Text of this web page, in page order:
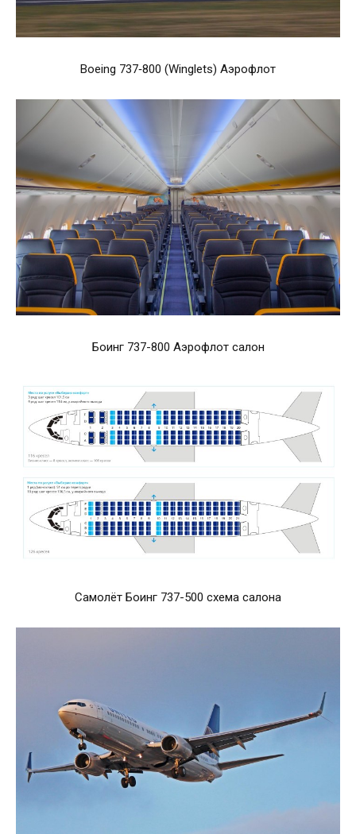
Boeing 737‑800 (Winglets) Аэрофлот
Боинг 737-800 Аэрофлот салон
Самолёт Боинг 737-500 схема салона